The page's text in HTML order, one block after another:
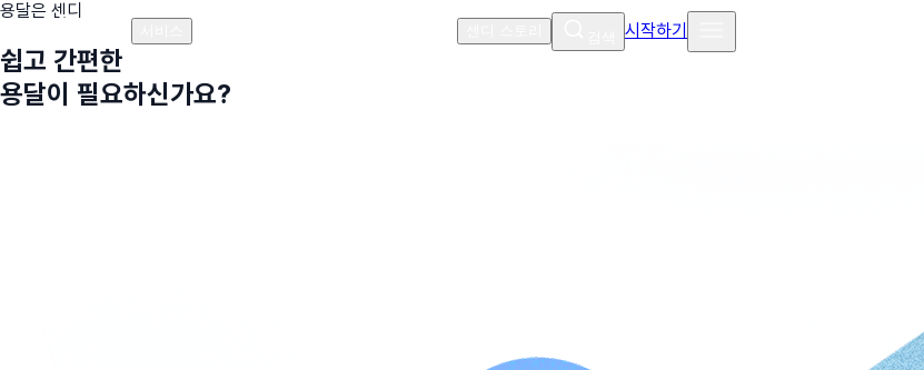
시작하기
용달은 센디
쉽고 간편한
용달이 필요하신가요?